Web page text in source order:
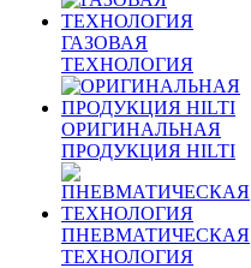
ГАЗОВАЯ
ТЕХНОЛОГИЯ
ОРИГИНАЛЬНАЯ
ПРОДУКЦИЯ HILTI
ПНЕВМАТИЧЕСКАЯ
ТЕХНОЛОГИЯ